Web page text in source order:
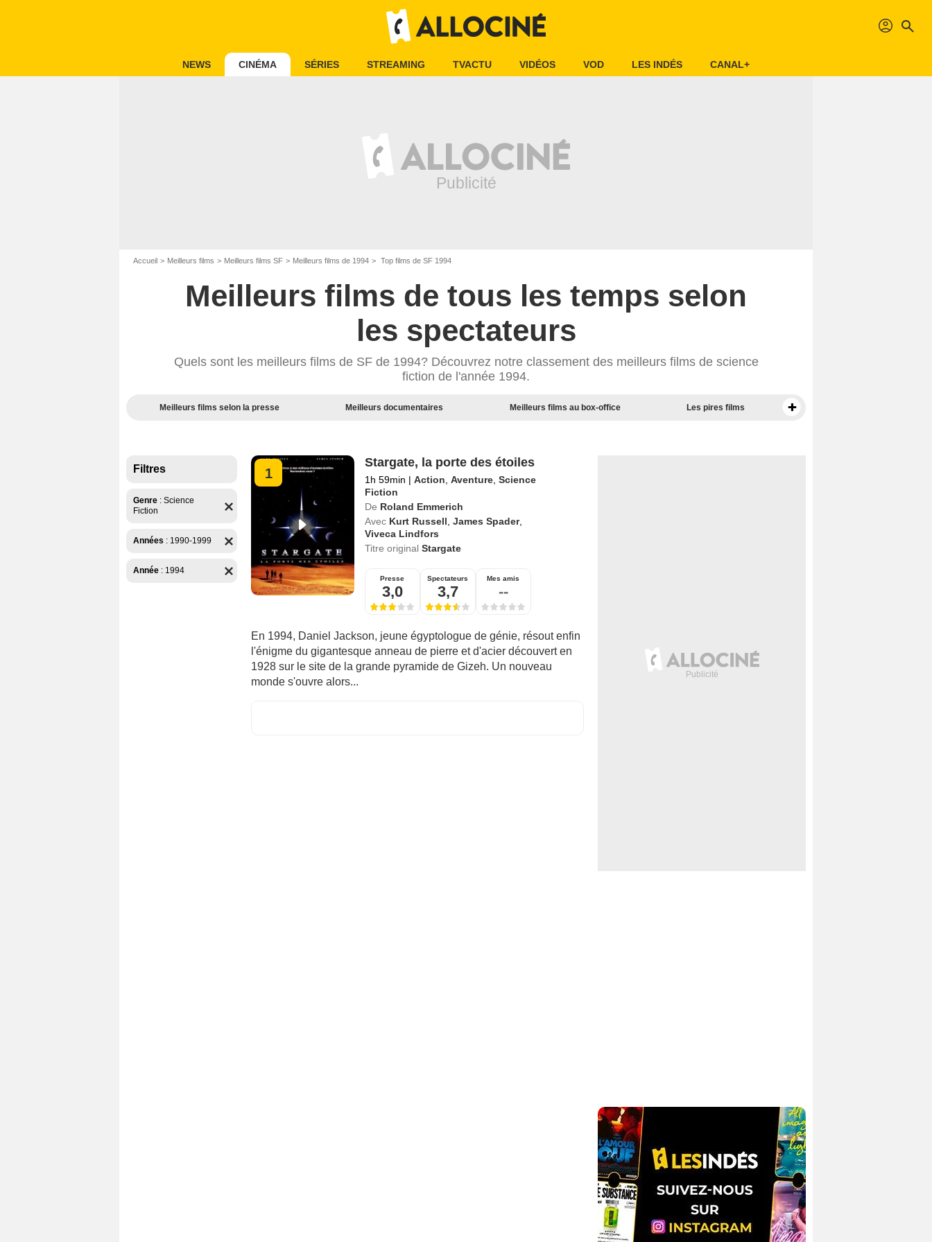
profil search
NEWS CINÉMA SÉRIES STREAMING TVACTU VIDÉOS VOD LES INDÉS CANAL+
Accueil Meilleurs films Meilleurs films SF Meilleurs films de 1994 Top films de SF 1994
Meilleurs films de tous les temps selon
les spectateurs
Quels sont les meilleurs films de SF de 1994? Découvrez notre classement des meilleurs films de science
fiction de l'année 1994.
Meilleurs films selon la presse Meilleurs documentaires Meilleurs films au box-office Les pires films
Filtres
Genre : Science
Fiction
Années : 1990-1999
Année : 1994
1
Stargate, la porte des étoiles
1h 59min | Action Aventure, Science
Fiction
De Roland Emmerich
Avec Kurt Russell James Spader,
Viveca Lindfors
Titre original Stargate
Presse
3,0
Spectateurs
3,7
Mes amis
--
En 1994, Daniel Jackson, jeune égyptologue de génie, résout enfin
l'énigme du gigantesque anneau de pierre et d'acier découvert en
1928 sur le site de la grande pyramide de Gizeh. Un nouveau
monde s'ouvre alors...